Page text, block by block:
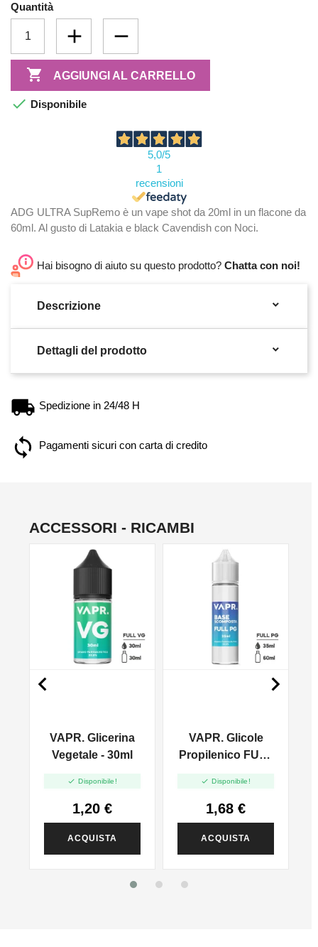
Quantità
 AGGIUNGI AL CARRELLO
 Disponibile
5,0/5
1
recensioni
ADG ULTRA SupRemo è un vape shot da 20ml in un flacone da
60ml. Al gusto di Latakia e black Cavendish con Noci.
Hai bisogno di aiuto su questo prodotto? Chatta con noi!
Descrizione 
Dettagli del prodotto 
Spedizione in 24/48 H
Pagamenti sicuri con carta di credito
ACCESSORI - RICAMBI
VAPR. Glicerina
Vegetale - 30ml
 Disponibile!
1,20 €
ACQUISTA
VAPR. Glicole
Propilenico FULL
 Disponibile!
1,68 €
ACQUISTA
 